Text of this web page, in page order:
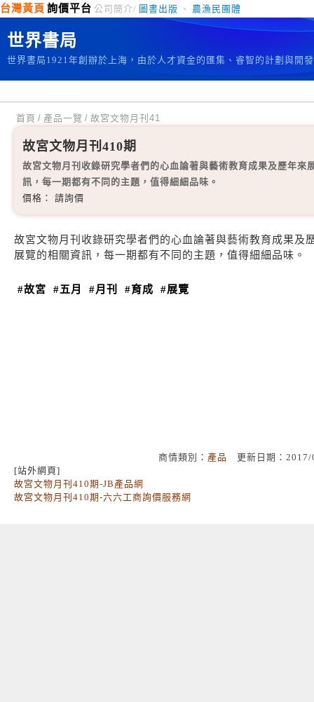
台灣黃頁 詢價平台 公司簡介/ 圖書出版 、 農漁民團體
世界書局
世界書局1921年創辦於上海，由於人才資金的匯集、睿智的計劃與開
首頁 / 產品一覽 / 故宮文物月刊41
故宮文物月刊410期
故宮文物月刊收錄研究學者們的心血論著與藝術教育成果及歷年來
訊，每一期都有不同的主題，值得細細品味。
價格： 請詢價
故宮文物月刊收錄研究學者們的心血論著與藝術教育成果及
展覽的相關資訊，每一期都有不同的主題，值得細細品味。
#故宮 #五月 #月刊 #育成 #展覽
商情類別： 產品
更新日期：
[站外網頁]
故宮文物月刊410期-JB產品網
故宮文物月刊410期-六六工商詢價服務網